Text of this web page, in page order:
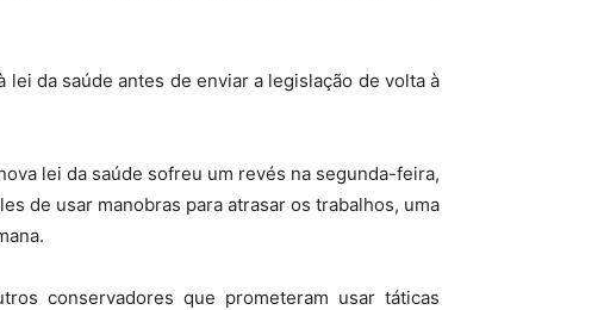
da saúde antes de enviar a legislação de volta à
lei da saúde sofreu um revés na segunda-feira,
de usar manobras para atrasar os trabalhos, uma
conservadores que prometeram usar táticas